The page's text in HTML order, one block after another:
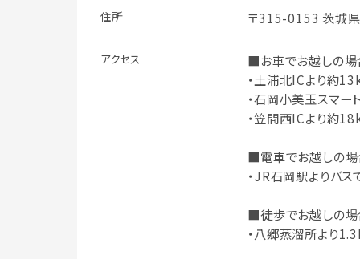
住所 〒315-0153 茨城
アクセス
■お車でお越しの
・土浦北ICより約
・石岡小美玉スマ
・笠間西ICより約
■電車でお越しの
・JR石岡駅よりバ
■徒歩でお越しの
・八郷蒸溜所より